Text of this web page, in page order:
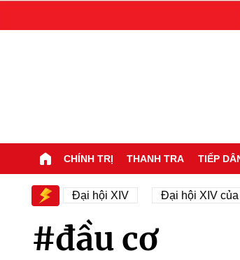
CHÍNH TRỊ THANH TRA TIẾP
Đại hội XIV Đại hội XIV của
#đầu cơ